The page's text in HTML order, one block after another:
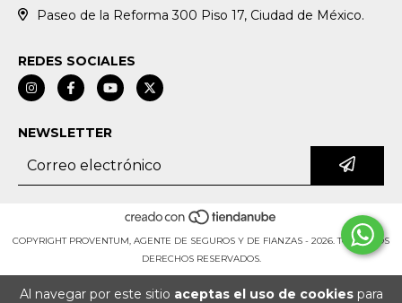
Al navegar por este sitio aceptas el uso de cookiespara
Paseo de la Reforma 300 Piso 17, Ciudad de México.
REDES SOCIALES
NEWSLETTER
COPYRIGHT PROVENTUM, AGENTE DE SEGUROS Y DE FIANZAS - 2026. TODOS LOS
DERECHOS RESERVADOS.